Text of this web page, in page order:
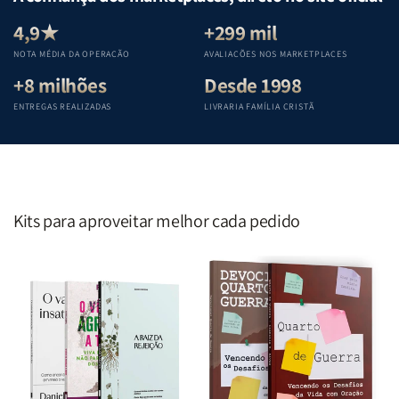
Equipe
Teológica
Penkal
Equipe
Penkal
Equipe
Teológica
Penkal
Equipe
4,9★
NOTA MÉDIA DA OPERAÇÃO
+299 mil
AVALIAÇÕES NOS MARKETPLACES
+8 milhões
ENTREGAS REALIZADAS
Desde 1998
LIVRARIA FAMÍLIA CRISTÃ
Kits para aproveitar melhor cada pedido